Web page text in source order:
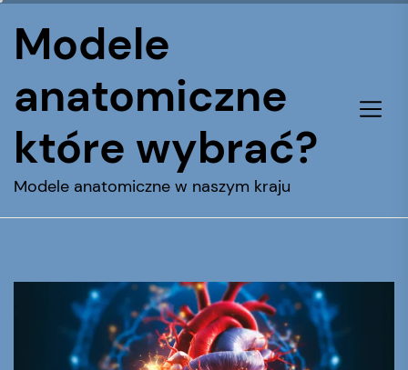
theModele
anatomiczne
które wybrać?
Modele anatomiczne w naszym kraju